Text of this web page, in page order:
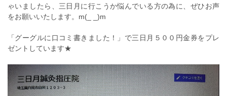
ゃいましたら、三日月に行こうか悩んでいる方の為に、ぜひお声
をお願いいたします。m(_ _)m
「グーグルに口コミ書きました！」で三日月５００円金券をプレ
ゼントしています★